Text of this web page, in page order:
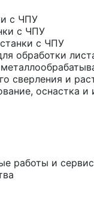
с ЧПУ
с ЧПУ
с ЧПУ
обработки
сверления и
оснастка
работы и